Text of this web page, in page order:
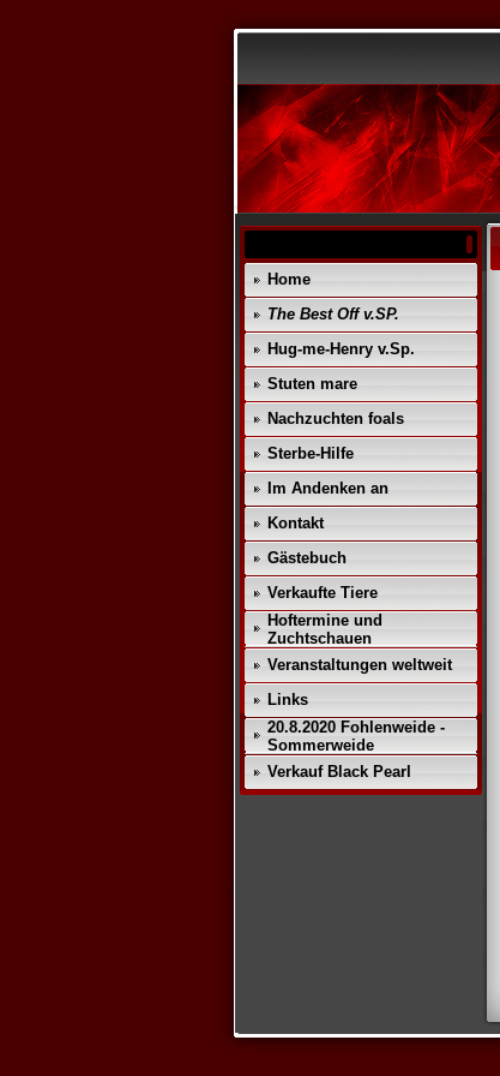
Home
The Best Off v.SP.
Hug-me-Henry v.Sp.
Stuten mare
Nachzuchten foals
Sterbe-Hilfe
Im Andenken an
Kontakt
Gästebuch
Verkaufte Tiere
Hoftermine und
Zuchtschauen
Veranstaltungen weltweit
Links
20.8.2020 Fohlenweide -
Sommerweide
Verkauf Black Pearl